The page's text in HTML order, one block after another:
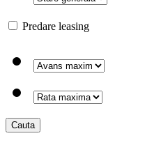
Predare leasing